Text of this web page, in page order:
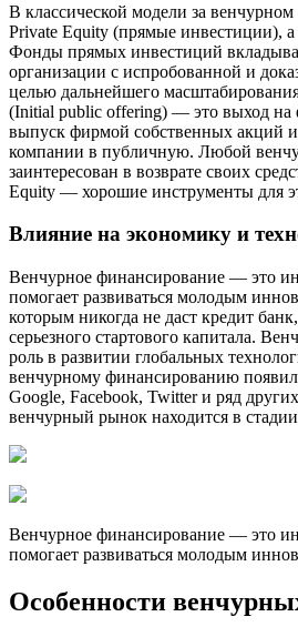
В классической модели за
Private Equity (прямые инвестиции),
Фонды прямых инвестиций
организации с испробованной и
целью дальнейшего
(Initial public offering) — это выход на
выпуск фирмой собственных акций
компании в публичную. Любой
заинтересован в возврате своих
Equity — хорошие инструменты для
Влияние на экономику и
Венчурное финансирование — это
помогает развиваться молодым
которым никогда не даст кредит
серьезного стартового капитала.
роль в развитии глобальных
венчурному финансированию
Google, Facebook, Twitter и ряд
венчурный рынок находится в
Венчурное финансирование — это
помогает развиваться молодым
Особенности